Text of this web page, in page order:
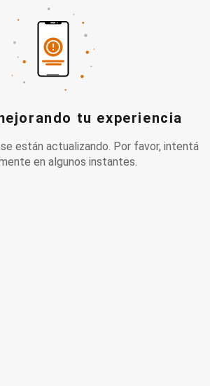
tu experiencia
están actualizando. Por favor, intentá
en algunos instantes.